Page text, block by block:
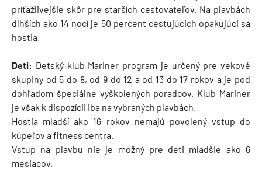
príťažlivejšie skôr pre starších cestovateľov. Na plavbách
dlhších ako 14 nocí je 50 percent cestujúcich opakujúci sa
hostia.
Deti: Detský klub Mariner program je určený pre vekové
skupiny od 5 do 8, od 9 do 12 a od 13 do 17 rokov a je pod
dohľadom špeciálne vyškolených poradcov. Klub Mariner
je však k dispozícii iba na vybraných plavbách.
Hostia mladší ako 16 rokov nemajú povolený vstup do
kúpeľov a fitness centra.
Vstup na plavbu nie je možný pre deti mladšie ako 6
mesiacov.